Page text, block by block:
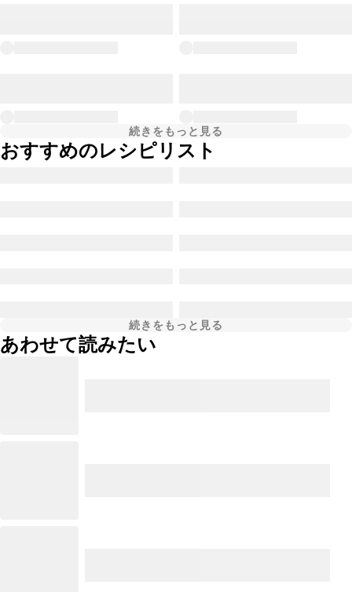
続きをもっと見る
おすすめのレシピリスト
続きをもっと見る
あわせて読みたい